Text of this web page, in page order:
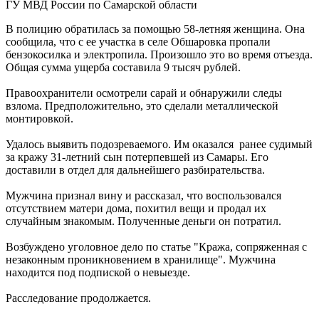
Реализация масштабных задач отрасли: Вячеслав Федорищев
вручил государственные и региональные награды в
преддверии Дня строителя
07.08.2026 | 17:04
Вместе на страже порядка: вклад добровольных народных
дружин в безопасность Самарской области
07.08.2026 | 17:02
7 августа Волга у берегов Самары прогрелась почти до 24 °C
07.08.2026 | 17:02
Народ, родившийся на Волге: о поволжских немцах
Самарского края
07.08.2026 | 16:58
Для зрителей от 5 до 150 лет: в Новокуйбышевске выпускают
спектакль по мотивам русской сказки
07.08.2026 | 16:50
65 школ Самары уже готовы к учебному году
07.08.2026 | 16:25
Россияне больше не готовы откладывать решение жилищного
вопроса: объем выдачи ипотеки вырос на 38 %
07.08.2026 | 16:13
Завершился первый Всероссийский турнир "Шахматы для
СВОих"
07.08.2026 | 16:12
Полный цикл восстановления жители Правобережья Волги
ГУ МВД России по Самарской области
В полицию обратилась за помощью 58-летняя женщина. Она
сообщила, что с ее участка в селе Обшаровка пропали
бензокосилка и электропила. Произошло это во время отъезда.
Общая сумма ущерба составила 9 тысяч рублей.
Правоохранители осмотрели сарай и обнаружили следы
взлома. Предположительно, это сделали металлической
монтировкой.
Удалось выявить подозреваемого. Им оказался ранее судимый
за кражу 31-летний сын потерпевшей из Самары. Его
доставили в отдел для дальнейшего разбирательства.
Мужчина признал вину и рассказал, что воспользовался
отсутствием матери дома, похитил вещи и продал их
случайным знакомым. Полученные деньги он потратил.
Возбуждено уголовное дело по статье "Кража, сопряженная с
незаконным проникновением в хранилище". Мужчина
находится под подпиской о невыезде.
Расследование продолжается.